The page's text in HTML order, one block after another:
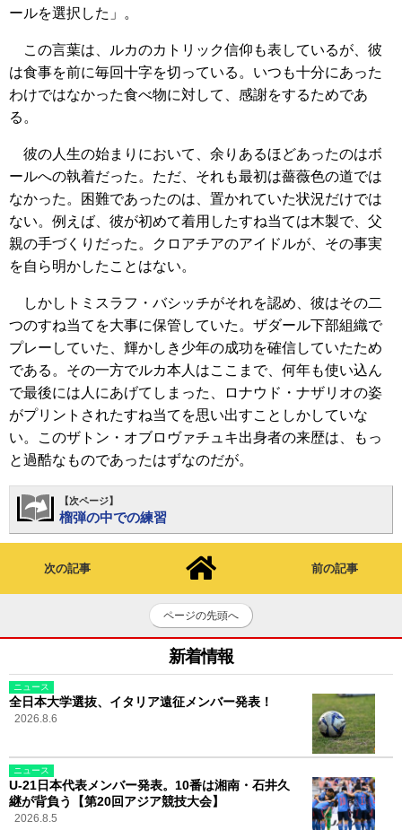
ールを選択した」。
この言葉は、ルカのカトリック信仰も表しているが、彼
は食事を前に毎回十字を切っている。いつも十分にあった
わけではなかった食べ物に対して、感謝をするためであ
る。
彼の人生の始まりにおいて、余りあるほどあったのはボ
ールへの執着だった。ただ、それも最初は薔薇色の道では
なかった。困難であったのは、置かれていた状況だけでは
ない。例えば、彼が初めて着用したすね当ては木製で、父
親の手づくりだった。クロアチアのアイドルが、その事実
を自ら明かしたことはない。
しかしトミスラフ・バシッチがそれを認め、彼はその二
つのすね当てを大事に保管していた。ザダール下部組織で
プレーしていた、輝かしき少年の成功を確信していたため
である。その一方でルカ本人はここまで、何年も使い込ん
で最後には人にあげてしまった、ロナウド・ナザリオの姿
がプリントされたすね当てを思い出すことしかしていな
い。このザトン・オブロヴァチュキ出身者の来歴は、もっ
と過酷なものであったはずなのだが。
【次ページ】
榴弾の中での練習
次の記事 前の記事
ページの先頭へ
新着情報
ニュース
全日本大学選抜、イタリア遠征メンバー発表！
2026.8.6
ニュース
U-21日本代表メンバー発表。10番は湘南・石井久
継が背負う【第20回アジア競技大会】
2026.8.5